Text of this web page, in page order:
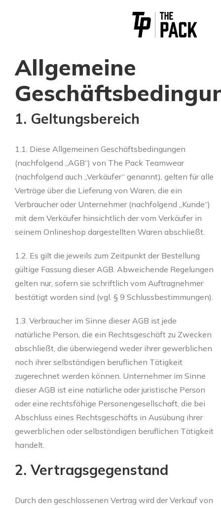
Allgemeine
1. Geltungsbereich
1.1. Diese Allgemeinen Geschäftsbedingungen
(nachfolgend „AGB“) von The Pack Teamwear
(nachfolgend auch „Verkäufer“ genannt), gelten für alle
Verträge über die Lieferung von Waren, die ein
Verbraucher oder Unternehmer (nachfolgend „Kunde“)
mit dem Verkäufer hinsichtlich der vom Verkäufer in
seinem Onlineshop dargestellten Waren abschließt.
1.2. Es gilt die jeweils zum Zeitpunkt der Bestellung
gültige Fassung dieser AGB. Abweichende Regelungen
gelten nur, sofern sie schriftlich vom Auftragnehmer
bestätigt worden sind (vgl. § 9 Schlussbestimmungen).
1.3. Verbraucher im Sinne dieser AGB ist jede
natürliche Person, die ein Rechtsgeschäft zu Zwecken
abschließt, die überwiegend weder ihrer gewerblichen
noch ihrer selbständigen beruflichen Tätigkeit
zugerechnet werden können. Unternehmer im Sinne
dieser AGB ist eine natürliche oder juristische Person
oder eine rechtsfähige Personengesellschaft, die bei
Abschluss eines Rechtsgeschäfts in Ausübung ihrer
gewerblichen oder selbständigen beruflichen Tätigkeit
handelt.
2. Vertragsgegenstand
Durch den geschlossenen Vertrag wird der Verkauf von